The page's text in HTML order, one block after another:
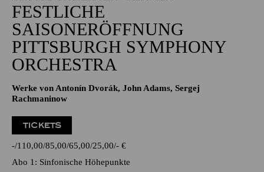
FESTLICHE
SAISONERÖFFNUNG
PITTSBURGH SYMPHONY
ORCHESTRA
Werke von Antonín Dvorák, John Adams, Sergej
Rachmaninow
TICKETS
- 110,00 85,00 65,00 25,00 - €
Abo 1: Sinfonische Höhepunkte